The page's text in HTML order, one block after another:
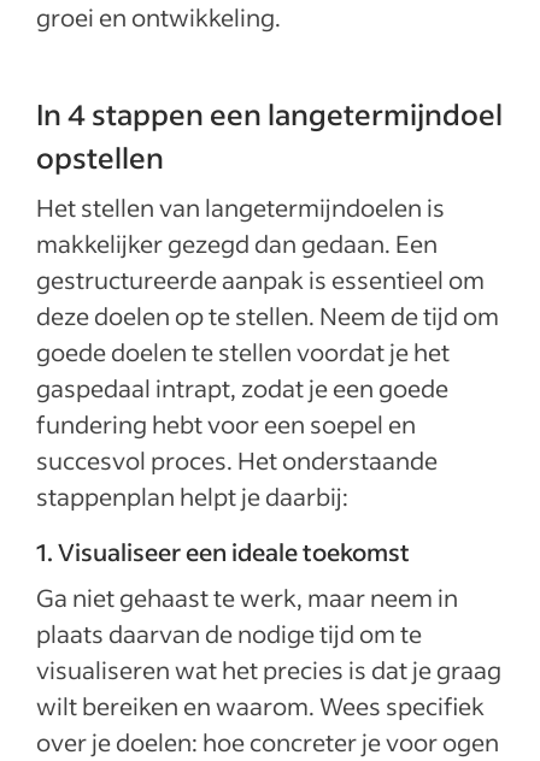
groei en ontwikkeling.
In 4 stappen een langetermijndoel
opstellen
Het stellen van langetermijndoelen is
makkelijker gezegd dan gedaan. Een
gestructureerde aanpak is essentieel om
deze doelen op te stellen. Neem de tijd om
goede doelen te stellen voordat je het
gaspedaal intrapt, zodat je een goede
fundering hebt voor een soepel en
succesvol proces. Het onderstaande
stappenplan helpt je daarbij:
1. Visualiseer een ideale toekomst
Ga niet gehaast te werk, maar neem in
plaats daarvan de nodige tijd om te
visualiseren wat het precies is dat je graag
wilt bereiken en waarom. Wees specifiek
over je doelen: hoe concreter je voor ogen